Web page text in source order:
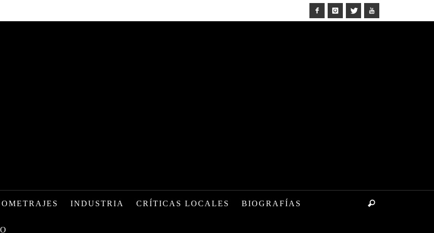
INDUSTRIA CRÍTICAS LOCALES BIOGRAFÍAS